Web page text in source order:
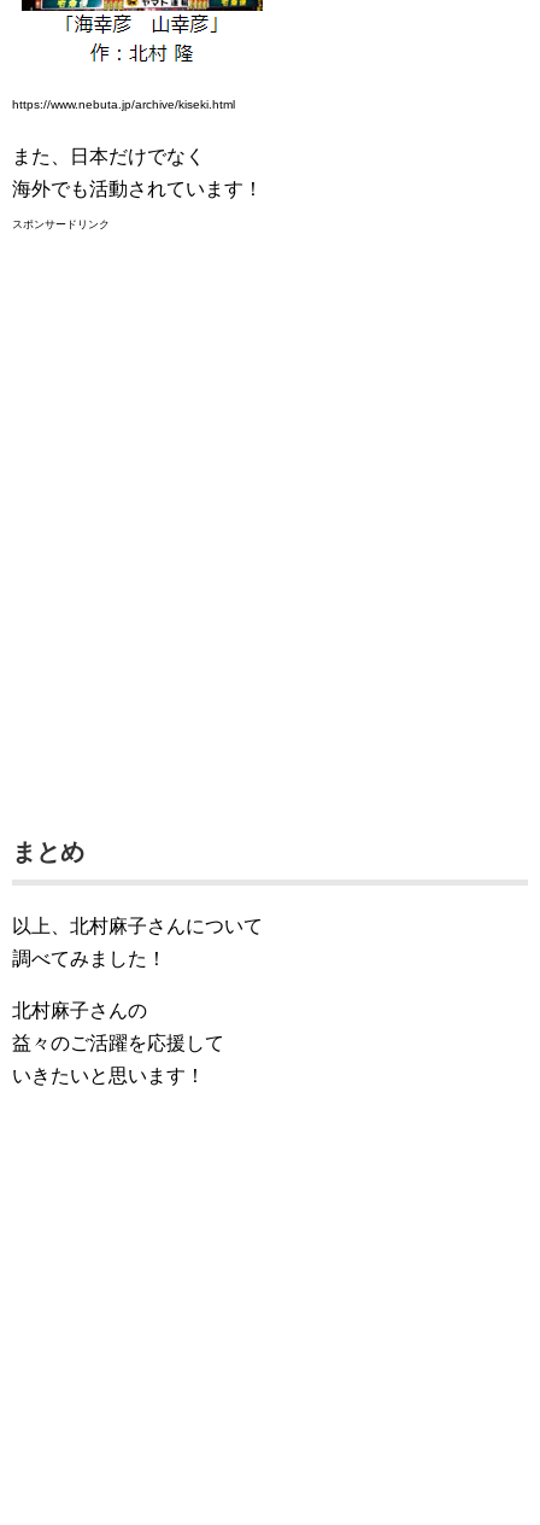
https://www.nebuta.jp/archive/kiseki.html
また、日本だけでなく
海外でも活動されています！
スポンサードリンク
まとめ
以上、北村麻子さんについて
調べてみました！
北村麻子さんの
益々のご活躍を応援して
いきたいと思います！